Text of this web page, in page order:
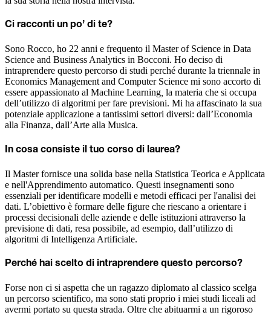
Ci racconti un po’ di te?
Sono Rocco, ho 22 anni e frequento il Master of Science in Data
Science and Business Analytics in Bocconi. Ho deciso di
intraprendere questo percorso di studi perché durante la triennale in
Economics Management and Computer Science mi sono accorto di
essere appassionato al Machine Learning la materia che si occupa
dell’utilizzo di algoritmi per fare previsioni. Mi ha affascinato la sua
potenziale applicazione a tantissimi settori diversi: dall’Economia
alla Finanza, dall’Arte alla Musica.
In cosa consiste il tuo corso di laurea?
Il Master fornisce una solida base nella Statistica Teorica e Applicata
e nell'Apprendimento automatico. Questi insegnamenti sono
essenziali per identificare modelli e metodi efficaci per l'analisi dei
dati. L’obiettivo è formare delle figure che riescano a orientare i
processi decisionali delle aziende e delle istituzioni attraverso la
previsione di dati, resa possibile, ad esempio, dall’utilizzo di
algoritmi di Intelligenza Artificiale.
Perché hai scelto di intraprendere questo percorso?
Forse non ci si aspetta che un ragazzo diplomato al classico scelga
un percorso scientifico, ma sono stati proprio i miei studi liceali ad
avermi portato su questa strada. Oltre che abituarmi a un rigoroso